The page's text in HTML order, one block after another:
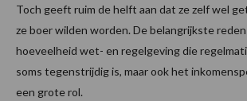
Toch geeft ruim de helft aan dat ze zelf wel
ze boer wilden worden. De belangrijkste
hoeveelheid wet- en regelgeving die
soms tegenstrijdig is, maar ook het
een grote rol.